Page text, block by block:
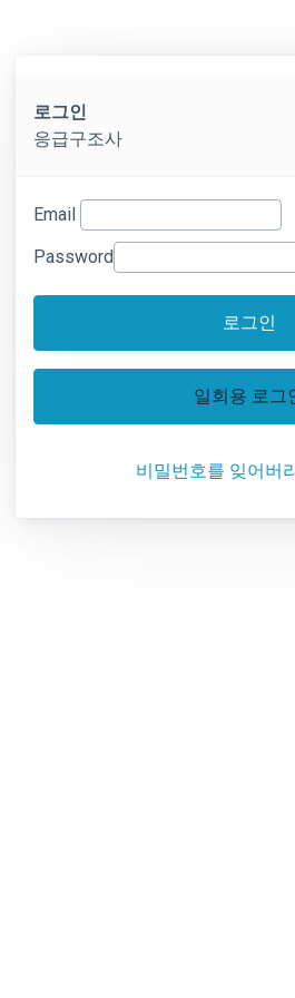
로그인
응급구조사
Email
Password
로그인
일회용 로그
비밀번호를 잊어버